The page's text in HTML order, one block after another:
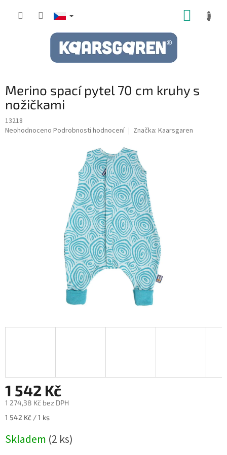
Merino spací pytel 70 cm kruhy s
nožičkami
13218
Průměrné
Neohodnoceno Podrobnosti hodnocení Značka: Kaarsgaren
1 542 Kč
1 274,38 Kč bez DPH
Měrná
1 542 Kč / 1 ks
Skladem (2 ks)